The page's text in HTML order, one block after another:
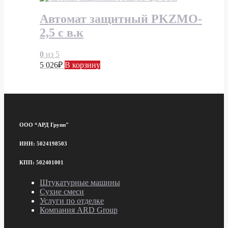
Автомат защитный PKZMO-
2,5 с в.к
0 из 5
5 026₽ В корзину
ООО “АРД Групп"
ИНН: 5024198503
КПП: 502401001
Штукатурные машины
Сухие смеси
Услуги по отделке
Компания ARD Group